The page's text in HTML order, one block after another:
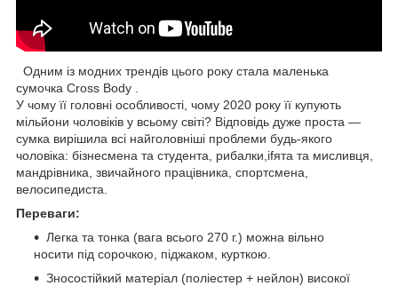
Одним із модних трендів цього року стала маленька
сумочка Cross Body .
У чому її головні особливості, чому 2020 року її купують
мільйони чоловіків у всьому світі? Відповідь дуже проста —
сумка вирішила всі найголовніші проблеми будь-якого
чоловіка: бізнесмена та студента, рибалки,ifята та мисливця,
мандрівника, звичайного працівника, спортсмена,
велосипедиста.
Переваги:
Легка та тонка (вага всього 270 г.) можна вільно
носити під сорочкою, піджаком, курткою.
Зносостійкий матеріал (поліестер + нейлон) високої